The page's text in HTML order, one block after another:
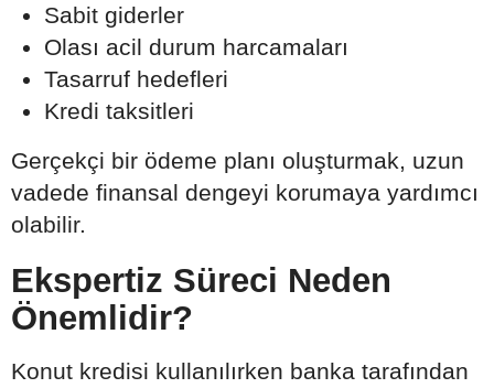
Sabit giderler
Olası acil durum harcamaları
Tasarruf hedefleri
Kredi taksitleri
Gerçekçi bir ödeme planı oluşturmak, uzun
vadede finansal dengeyi korumaya yardımcı
olabilir.
Ekspertiz Süreci Neden
Önemlidir?
Konut kredisi kullanılırken banka tarafından